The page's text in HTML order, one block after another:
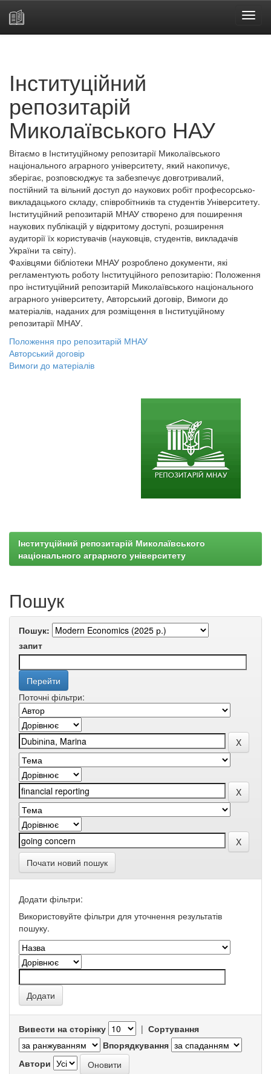
Інституційний
репозитарій
Миколаївського НАУ
Вітаємо в Інституційному репозитарії Миколаївського
національного аграрного університету, який накопичує,
зберігає, розповсюджує та забезпечує довготривалий,
постійний та вільний доступ до наукових робіт професорсько-
викладацького складу, співробітників та студентів Університету.
Інституційний репозитарій МНАУ створено для поширення
наукових публікацій у відкритому доступі, розширення
аудиторії їх користувачів (науковців, студентів, викладачів
України та світу).
Фахівцями бібліотеки МНАУ розроблено документи, які
регламентують роботу Інституційного репозитарію: Положення
про інституційний репозитарій Миколаївського національного
аграрного університету, Авторський договір, Вимоги до
матеріалів, наданих для розміщення в Інституційному
репозитарії МНАУ.
Положення про репозитарій МНАУ
Авторський договір
Вимоги до матеріалів
Інституційний репозитарій Миколаївського
національного аграрного університету
Пошук
Пошук:
запит
Поточні фільтри:
Почати новий пошук
Додати фільтри:
Використовуйте фільтри для уточнення результатів
пошуку.
Вивести на сторінку | Сортування
Впорядкування
Автори